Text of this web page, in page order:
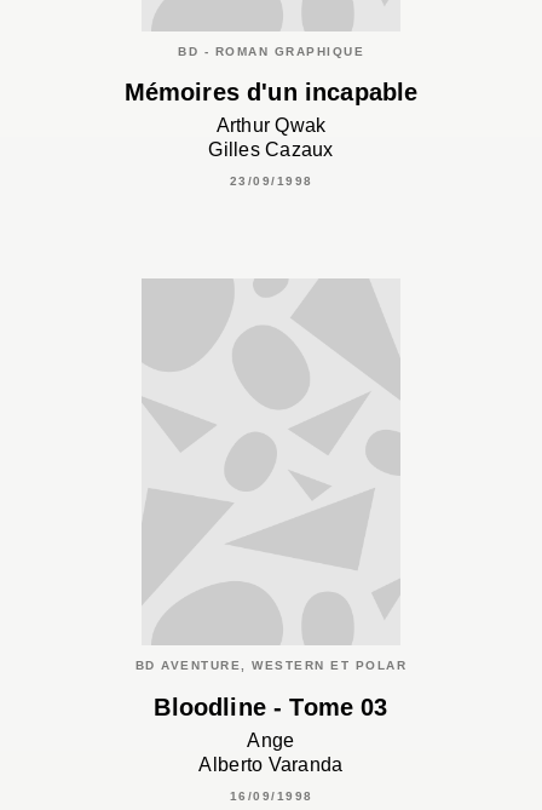
BD - ROMAN GRAPHIQUE
Mémoires d'un incapable
Arthur Qwak
Gilles Cazaux
23/09/1998
BD AVENTURE, WESTERN ET POLAR
Bloodline - Tome 03
Ange
Alberto Varanda
16/09/1998